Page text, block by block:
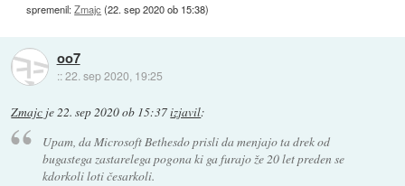
spremenil:Zmajc (22. sep 2020 ob 15:38)
oo7
::22. sep 2020, 19:25
Zmajc je 22. sep 2020 ob 15:37izjavil:
Upam, da Microsoft Bethesdo prisli da menjajo ta drek od
bugastega zastarelega pogona ki ga furajo že 20 let preden se
kdorkoli loti česarkoli.